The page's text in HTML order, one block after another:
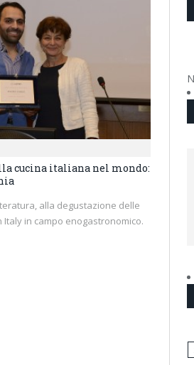
cucina italiana nel mondo:
alla degustazione delle
Italy in campo enogastronomico.